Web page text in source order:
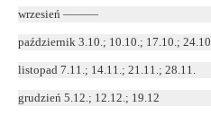
wrzesień ———
październik 3.10.; 10.10.; 17.10.; 24.10.
listopad 7.11.; 14.11.; 21.11.; 28.11.
grudzień 5.12.; 12.12.; 19.12